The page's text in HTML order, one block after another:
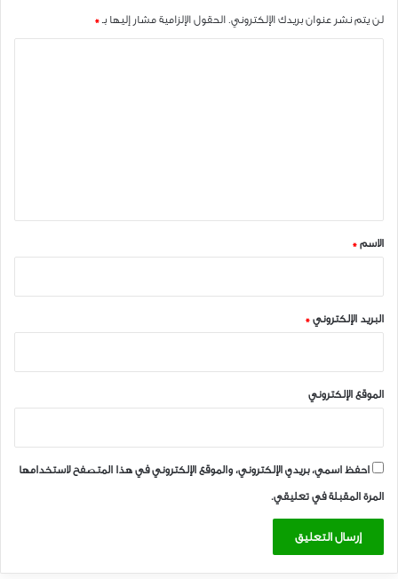
لن يتم نشر عنوان بريدك الإلكتروني. الحقول الإلزامية مشار إليها بـ *
*
الاسم *
البريد الإلكتروني *
الموقع الإلكتروني
احفظ اسمي، بريدي الإلكتروني، والموقع الإلكتروني في هذا المتصفح لاستخدامها
المرة المقبلة في تعليقي.